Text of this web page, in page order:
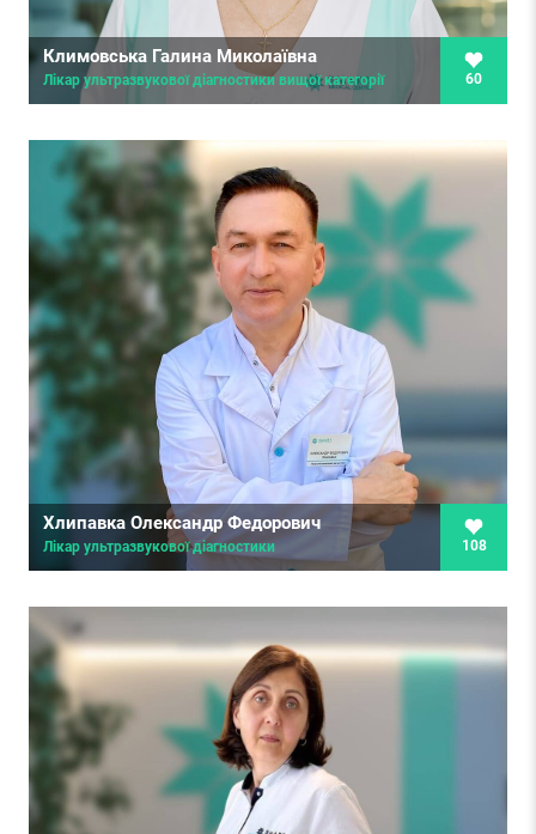
60
Климовська Галина Миколаївна
Лікар ультразвукової діагностики вищої категорії
108
Хлипавка Олександр Федорович
Лікар ультразвукової діагностики